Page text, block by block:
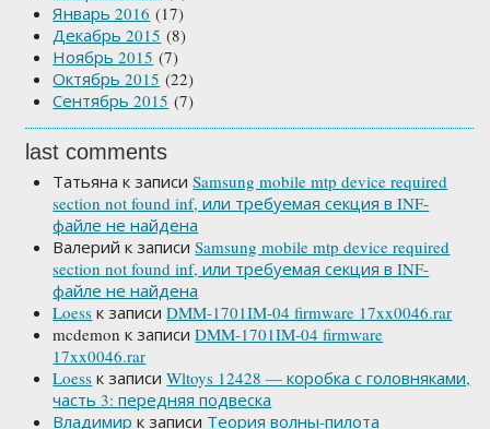
Январь 2016 (17)
Декабрь 2015 (8)
Ноябрь 2015 (7)
Октябрь 2015 (22)
Сентябрь 2015 (7)
last comments
Татьяна к записиSamsung mobile mtp device required
section not found inf, или требуемая секция в INF-
файле не найдена
Валерий к записиSamsung mobile mtp device required
section not found inf, или требуемая секция в INF-
файле не найдена
Loess к записиDMM-1701IM-04 firmware 17xx0046.rar
mcdemon к записиDMM-1701IM-04 firmware
17xx0046.rar
Loess к записиWltoys 12428 — коробка с головняками,
часть 3: передняя подвеска
Владимир к записи Теория волны-пилота